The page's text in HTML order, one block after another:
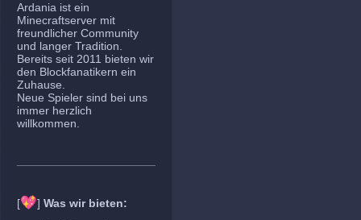
Ardania ist ein
Minecraftserver mit
freundlicher Community
und langer Tradition.
Bereits seit 2011 bieten wir
den Blockfanatikern ein
Zuhause.
Neue Spieler sind bei uns
immer herzlich
willkommen.
[💖] Was wir bieten: